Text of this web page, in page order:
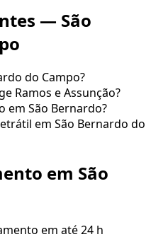
— São
do Campo?
Ramos e Assunção?
em São Bernardo?
em São Bernardo do
em São
em até 24 h